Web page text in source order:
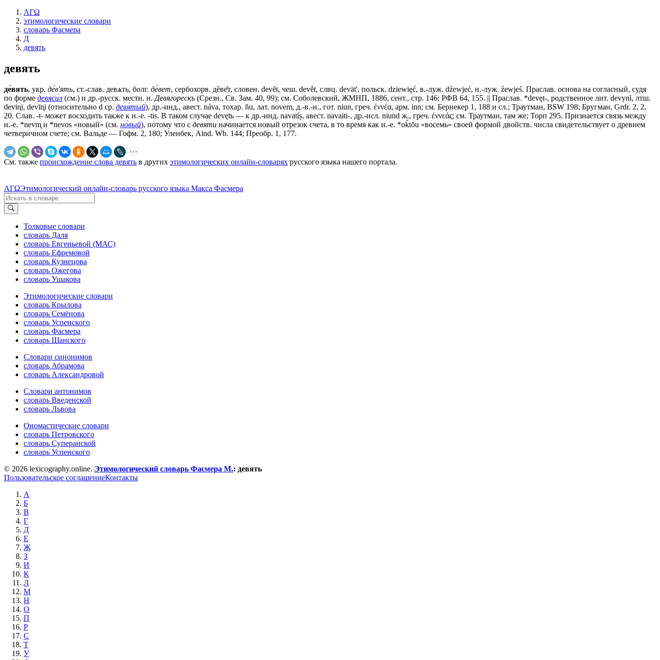
ΛΓΩ
этимологические словари
словарь Фасмера
Д
девять
девять
де́вять, укр. де́в'ять, ст.-слав. девѧть, болг. де́вет, сербохорв. дȅве̑т, словен. devȇt, чеш. devět, слвц. devät', польск. dziewięć, в.-луж. dźewjeć, н.-луж. źewjeś. Праслав. основа на согласный, судя
по форме девяси́л (см.) и др.-русск. местн. н. Девягорескъ (Срезн., Св. Зам. 40, 99); см. Соболевский, ЖМНП, 1886, сент., стр. 146; РФВ 64, 155. || Праслав. *devęt-, родственное лит. devynì, лтш.
devin̨i, devīn̨i (относительно d ср. девя́тый), др.-инд., авест. náva, тохар. ñu, лат. novem, д.-в.-н., гот. niun, греч. ἐννέα, арм. inn; см. Бернекер 1, 188 и сл.; Траутман, BSW 198; Бругман, Grdr. 2, 2,
20. Слав. -t- может восходить также к и.-е. -tis. В таком случае devętь — к др.-инд. navatíṣ, авест. navaiti-, др.-исл. niund ж., греч. ἐννεάς; см. Траутман, там же; Торп 295. Признается связь между
и.-е. *nevm̥ и *nevos «новый» (см. но́вый), потому что с девяти начинается новый отрезок счета, в то время как и.-е. *ok̂tōu «восемь» своей формой двойств. числа свидетельствует о древнем
четверичном счете; см. Вальде — Гофм. 2, 180; Уленбек, Aind. Wb. 144; Преобр. 1, 177.
См. также происхождение слова девять в других этимологических онлайн-словарях русского языка нашего портала.
ΛΓΩЭтимологический онлайн-словарь русского языка Макса Фасмера
Толковые словари
словарь Даля
словарь Евгеньевой (МАС)
словарь Ефремовой
словарь Кузнецова
словарь Ожегова
словарь Ушакова
Этимологические словари
словарь Крылова
словарь Семёнова
словарь Успенского
словарь Фасмера
словарь Шанского
Словари синонимов
словарь Абрамова
словарь Александровой
Словари антонимов
словарь Введенской
словарь Львова
Ономастические словари
словарь Петровского
словарь Суперанской
словарь Успенского
© 2026 lexicography.online. Этимологический словарь Фасмера М.: девять
Пользовательское соглашениеКонтакты
А
Б
В
Г
Д
Е
Ж
З
И
К
Л
М
Н
О
П
Р
С
Т
У